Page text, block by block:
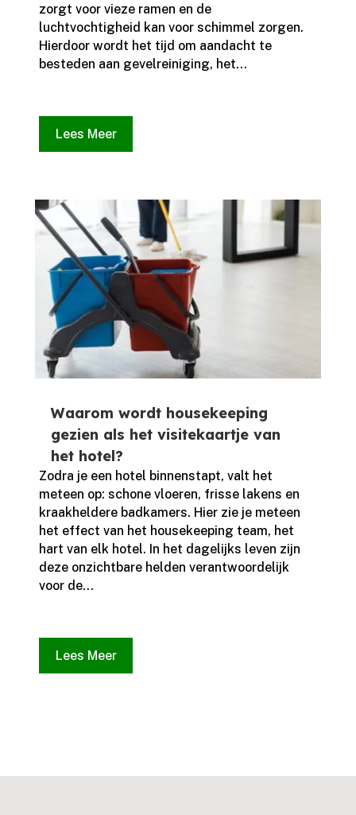
zorgt voor vieze ramen en de
luchtvochtigheid kan voor schimmel zorgen.​
Hierdoor wordt het tijd om aandacht te
besteden aan gevelreiniging, het...
Lees Meer
Waarom wordt housekeeping
gezien als het visitekaartje van
het hotel?
Zodra je een hotel binnenstapt, valt het
meteen op: schone vloeren, frisse lakens en
kraakheldere badkamers.​ Hier zie je meteen
het effect van het housekeeping team, het
hart van elk hotel.​ In het dagelijks leven zijn
deze onzichtbare helden verantwoordelijk
voor de...
Lees Meer